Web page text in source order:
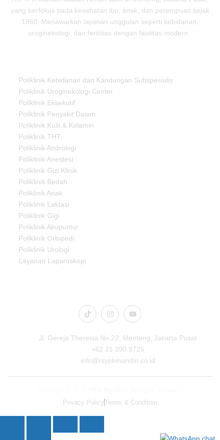
yang berfokus pada kesehatan ibu, anak, dan perempuan sejak
1960. Menawarkan layanan unggulan seperti kebidanan,
uroginekologi, dan fertilitas dengan fasilitas modern.
Poliklinik Kebidanan dan Kandungan Subspesialis
Poliklinik Uroginekologi Center
Poliklinik Eksekutif
Poliklinik Penyakit Dalam
Poliklinik Kulit & Kelamin
Poliklinik THT
Poliklinik Andrologi
Poliklinik Anestesi
Poliklinik Gizi Klinik
Poliklinik Bedah
Poliklinik Anak
Poliklinik Laktasi
Poliklinik Gigi
Poliklinik Akupuntur
Poliklinik Ortopedi
Poliklinik Urologi
Layanan Laparoskopi
Jl. Gereja Theresia No.22, Menteng, Jakarta Pusat
+62 21 390 9725
info@rsypkmandiri.co.id
Privacy PolicyTerms & Condition